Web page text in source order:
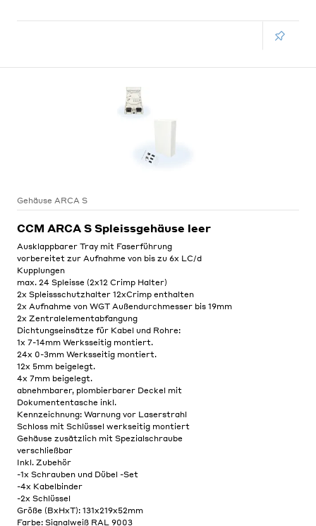
Gehäuse ARCA S
CCM ARCA S Spleissgehäuse leer
Ausklappbarer Tray mit Faserführung
vorbereitet zur Aufnahme von bis zu 6x LC/d
Kupplungen
max. 24 Spleisse (2x12 Crimp Halter)
2x Spleissschutzhalter 12xCrimp enthalten
2x Aufnahme von WGT Außendurchmesser bis 19mm
2x Zentralelementabfangung
Dichtungseinsätze für Kabel und Rohre:
1x 7-14mm Werksseitig montiert.
24x 0-3mm Werksseitig montiert.
12x 5mm beigelegt.
4x 7mm beigelegt.
abnehmbarer, plombierbarer Deckel mit
Dokumententasche inkl.
Kennzeichnung: Warnung vor Laserstrahl
Schloss mit Schlüssel werkseitig montiert
Gehäuse zusätzlich mit Spezialschraube
verschließbar
Inkl. Zubehör
-1x Schrauben und Dübel -Set
-4x Kabelbinder
-2x Schlüssel
Größe (BxHxT): 131x219x52mm
Farbe: Signalweiß RAL 9003